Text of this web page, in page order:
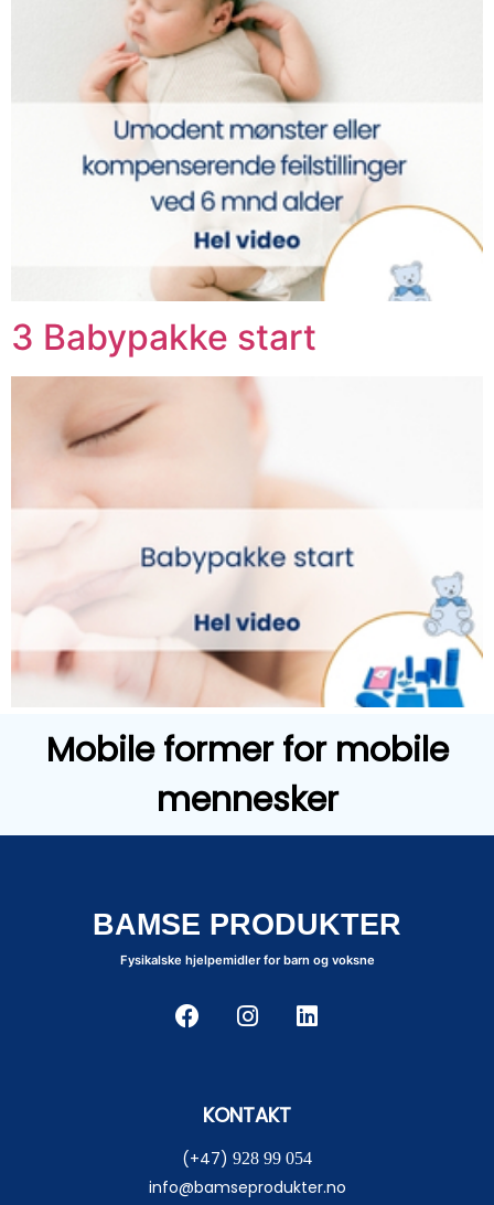
3 Babypakke start
Mobile former for mobile
mennesker
BAMSE PRODUKTER
Fysikalske hjelpemidler for barn og voksne
KONTAKT
(+47) 928 99 054
info@bamseprodukter.no